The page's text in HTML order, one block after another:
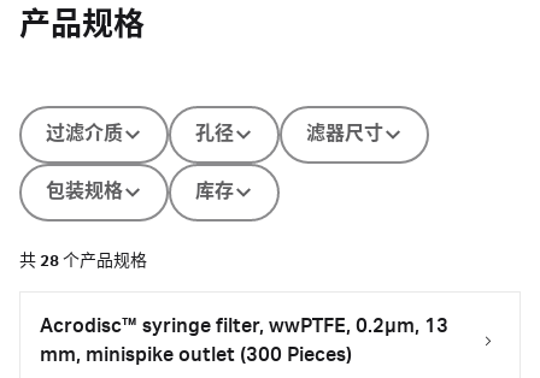
产品规格
过滤介质 孔径 滤器尺寸
包装规格 库存
共 28 个产品规格
Acrodisc™ syringe filter, wwPTFE, 0.2µm, 13
mm, minispike outlet (300 Pieces)